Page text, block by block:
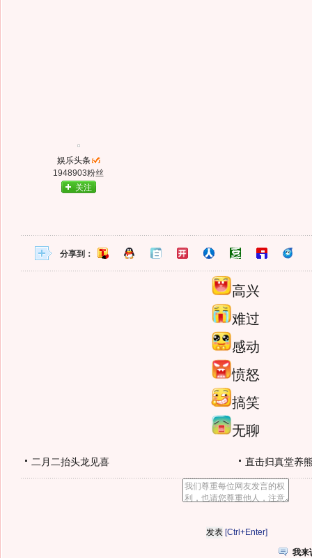
娱乐头条
1948903粉丝
关注
分享到：
高兴
难过
感动
愤怒
搞笑
无聊
二月二抬头龙见喜 直击归真堂养
[Ctrl+Enter]
我来